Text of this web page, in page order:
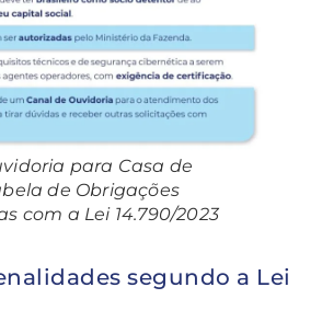
para Casa de
de Obrigações
com a Lei 14.790/2023
segundo a Lei